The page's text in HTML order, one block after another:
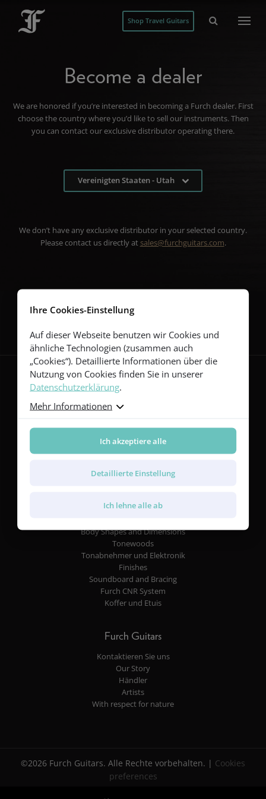
Shop Travel Guitars
Become a dealer
We are honored if you’re interested in becoming a Furch dealer. First
choose the country where you’d like to sell our instruments. Then
you can contact our exclusive distributor operating there.
Vereinigten Staaten - Utah
We don’t have any exclusive distributor in your selected country.
Please contact us directly at sales@furchguitars.com.
Folgen Sie uns
Yellow Series
Green Series
Blue Series
Rainbow Series
Merkmale
Body Shapes and Dimensions
Tonewoods
Tonabnehmer und Elektronik
Finishes
Soundboard and Bracing
Furch CNR System
Koffer und Etuis
Furch Guitars
Kontaktieren Sie uns
Our Story
Händler
Artists
With respect for nature
©2026 Furch Guitars. Alle Rechte vorbehalten. | Cookies
preferences
Ihre Cookies-Einstellung
Auf dieser Webseite benutzen wir Cookies und
ähnliche Technologien (zusammen auch
„Cookies“). Detaillierte Informationen über die
Nutzung von Cookies finden Sie in unserer
Datenschutzerklärung.
Mehr Informationen
Ich akzeptiere alle
Detaillierte Einstellung
Ich lehne alle ab